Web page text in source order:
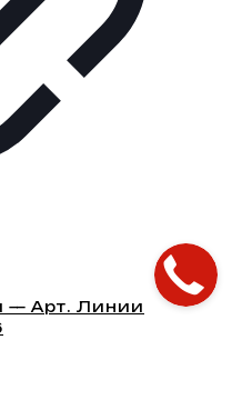
— Арт. Линии